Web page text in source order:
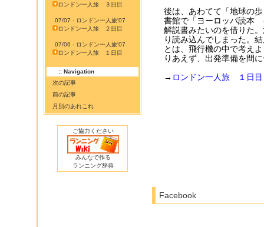
ロンドン一人旅 ３日目
07/07 - ロンドン一人旅'07
ロンドン一人旅 ２日目
07/06 - ロンドン一人旅'07
ロンドン一人旅 １日目
:: Navigation
次の記事
前の記事
月別のあれこれ
ご協力ください
みんなで作る
ランニング辞典
後は、あわてて「地球の
書館で「ヨーロッパ読本
解説書みたいのを借りた
り読み込んでしまった。
とは、飛行機の中で考え
りあえず、出発準備を間
→ ロンドン一人旅 １日目
Facebook